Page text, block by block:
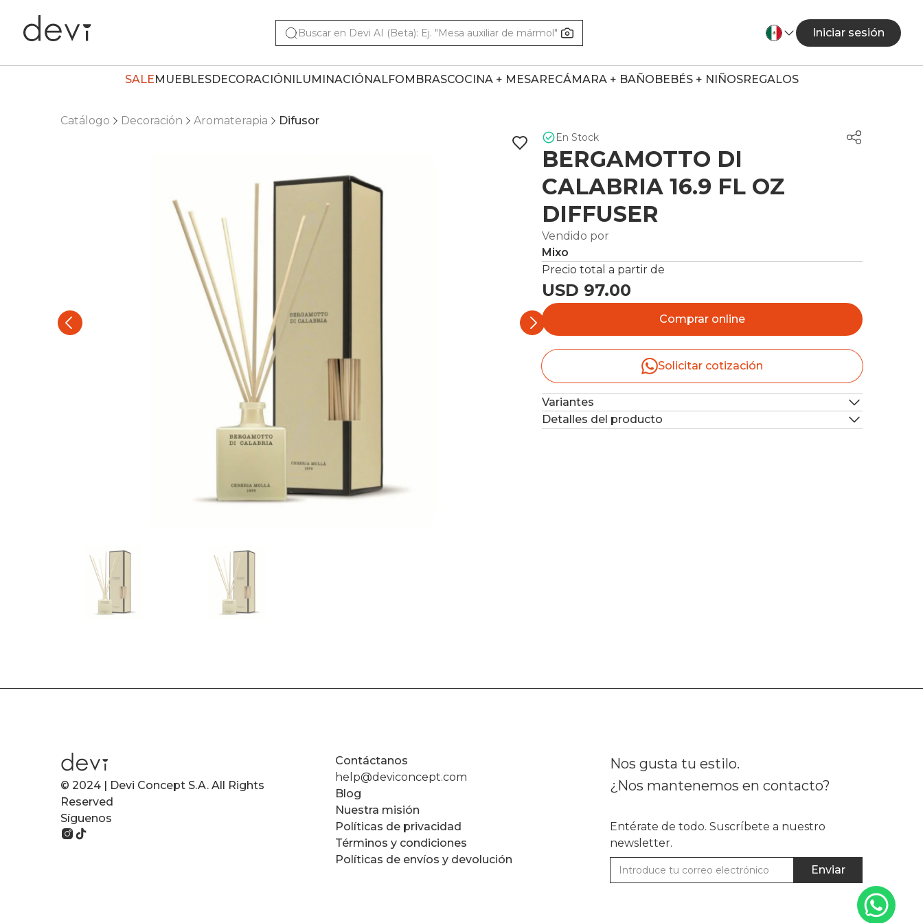
Iniciar sesión
SALEMUEBLESDECORACIÓNILUMINACIÓNALFOMBRASCOCINA + MESARECÁMARA + BAÑOBEBÉS + NIÑOSREGALOS
Catálogo Decoración Aromaterapia Difusor
En Stock
BERGAMOTTO DI
CALABRIA 16.9 FL OZ
DIFFUSER
Vendido por
Mixo
Precio total a partir de
USD 97.00
Comprar online
Solicitar cotización
Variantes
Detalles del producto
© 2024 | Devi Concept S.A. All Rights
Reserved
Síguenos
Contáctanos
help@deviconcept.com
Blog
Nuestra misión
Políticas de privacidad
Términos y condiciones
Políticas de envíos y devolución
Nos gusta tu estilo.
¿Nos mantenemos en contacto?
Entérate de todo. Suscríbete a nuestro
newsletter.
Enviar